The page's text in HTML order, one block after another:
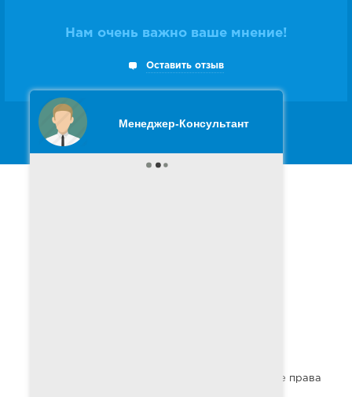
Нам очень важно ваше мнение!
Оставить отзыв
Следите за нами вYoutube
© 1990-2026 Корпорация.ру - korporacia.ru - Все права